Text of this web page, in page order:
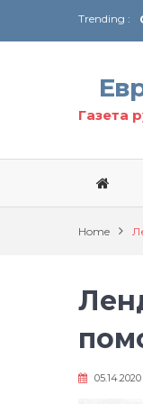
Trending :
Газета
Home
05.14.2020